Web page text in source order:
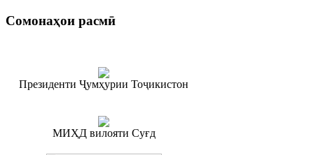
Сомонаҳои расмӣ
Президенти Ҷумҳурии Тоҷикистон
МИҲД вилояти Суғд